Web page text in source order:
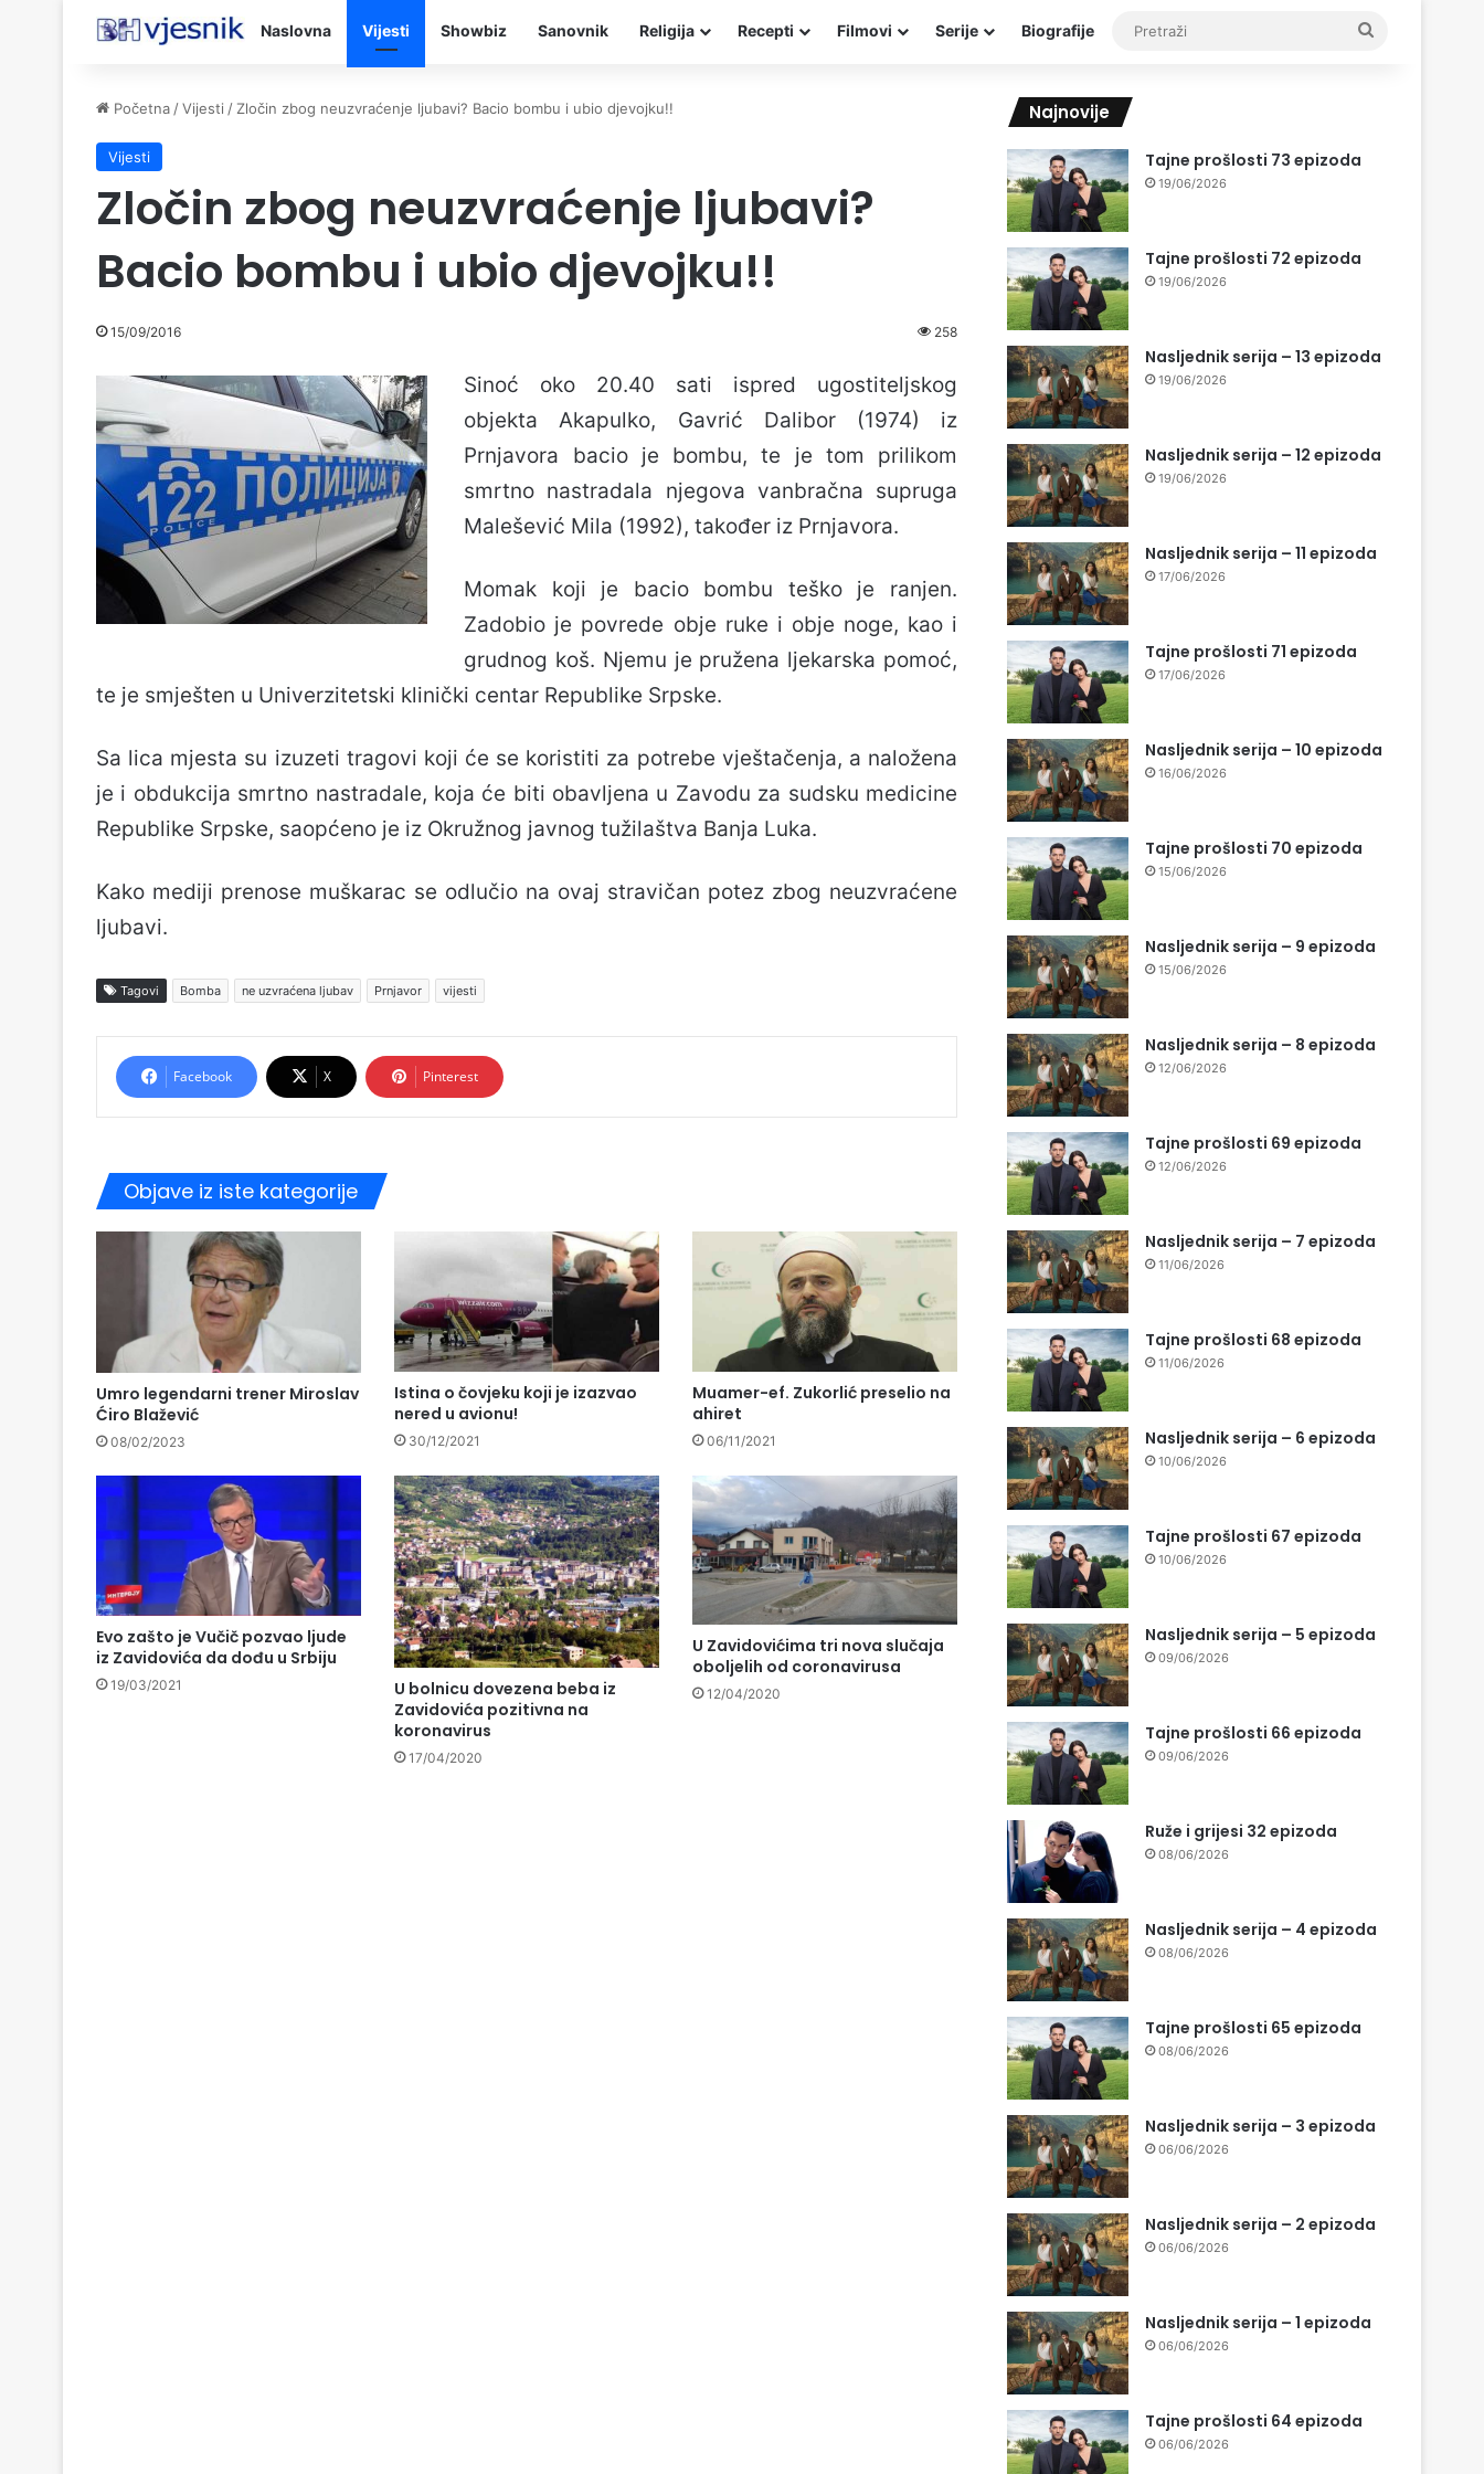
Naslovna Vijesti Showbiz Sanovnik Religija Recepti Filmovi Serije Biografije
Početna /Vijesti / Zločin zbog neuzvraćenje ljubavi? Bacio bombu i ubio djevojku!!
Vijesti
Zločin zbog neuzvraćenje ljubavi?
Bacio bombu i ubio djevojku!!
15/09/2016 258
Sinoć oko 20.40 sati ispred ugostiteljskog
objekta Akapulko, Gavrić Dalibor (1974) iz
Prnjavora bacio je bombu, te je tom prilikom
smrtno nastradala njegova vanbračna supruga
Malešević Mila (1992), također iz Prnjavora.
Momak koji je bacio bombu teško je ranjen.
Zadobio je povrede obje ruke i obje noge, kao i
grudnog koš. Njemu je pružena ljekarska pomoć,
te je smješten u Univerzitetski klinički centar Republike Srpske.
Sa lica mjesta su izuzeti tragovi koji će se koristiti za potrebe vještačenja, a naložena
je i obdukcija smrtno nastradale, koja će biti obavljena u Zavodu za sudsku medicine
Republike Srpske, saopćeno je iz Okružnog javnog tužilaštva Banja Luka.
Kako mediji prenose muškarac se odlučio na ovaj stravičan potez zbog neuzvraćene
ljubavi.
Tagovi Bomba ne uzvraćena ljubav Prnjavor vijesti
Facebook X Pinterest
Objave iz iste kategorije
Umro legendarni trener Miroslav
Ćiro Blažević
08/02/2023
Istina o čovjeku koji je izazvao
nered u avionu!
30/12/2021
Muamer-ef. Zukorlić preselio na
ahiret
06/11/2021
Evo zašto je Vučič pozvao ljude
iz Zavidovića da dođu u Srbiju
19/03/2021
U bolnicu dovezena beba iz
Zavidovića pozitivna na
koronavirus
17/04/2020
U Zavidovićima tri nova slučaja
oboljelih od coronavirusa
12/04/2020
Najnovije
Tajne prošlosti 73 epizoda
19/06/2026
Tajne prošlosti 72 epizoda
19/06/2026
Nasljednik serija – 13 epizoda
19/06/2026
Nasljednik serija – 12 epizoda
19/06/2026
Nasljednik serija – 11 epizoda
17/06/2026
Tajne prošlosti 71 epizoda
17/06/2026
Nasljednik serija – 10 epizoda
16/06/2026
Tajne prošlosti 70 epizoda
15/06/2026
Nasljednik serija – 9 epizoda
15/06/2026
Nasljednik serija – 8 epizoda
12/06/2026
Tajne prošlosti 69 epizoda
12/06/2026
Nasljednik serija – 7 epizoda
11/06/2026
Tajne prošlosti 68 epizoda
11/06/2026
Nasljednik serija – 6 epizoda
10/06/2026
Tajne prošlosti 67 epizoda
10/06/2026
Nasljednik serija – 5 epizoda
09/06/2026
Tajne prošlosti 66 epizoda
09/06/2026
Ruže i grijesi 32 epizoda
08/06/2026
Nasljednik serija – 4 epizoda
08/06/2026
Tajne prošlosti 65 epizoda
08/06/2026
Nasljednik serija – 3 epizoda
06/06/2026
Nasljednik serija – 2 epizoda
06/06/2026
Nasljednik serija – 1 epizoda
06/06/2026
Tajne prošlosti 64 epizoda
06/06/2026